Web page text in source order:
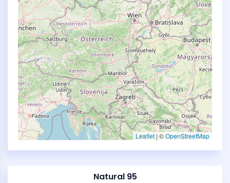
Leaflet | ©OpenStreetMap
Natural 95